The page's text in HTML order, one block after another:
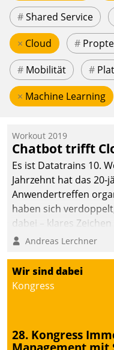
#Shared Service
× Cloud #
# Mobilität #
× Machine Learning
Workout 2019
Chatbot trifft
Es ist Datatrains 10.
Jahrzehnt hat das
Anwendertreffen
haben sich
dabei – klares
Fokussierung auf den
Andreas Lerchner
Wir sind dabei
Kongress
28. Kongress